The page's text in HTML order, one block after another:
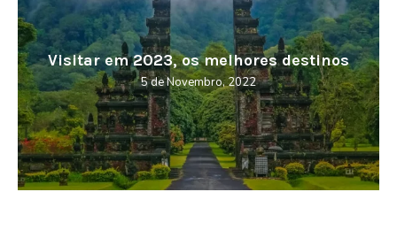
Visitar em 2023, os melhores destinos
5 de Novembro, 2022